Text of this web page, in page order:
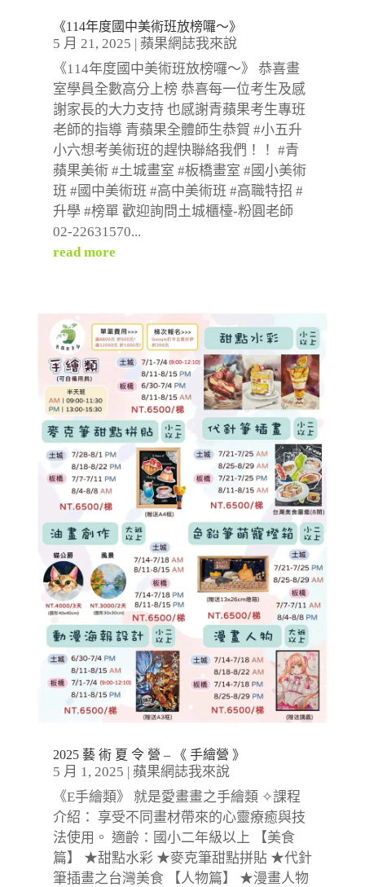
《114年度國中美術班放榜囉～》
5 月 21, 2025 | 蘋果網誌我來說
《114年度國中美術班放榜囉～》 恭喜畫
室學員全數高分上榜 恭喜每一位考生及感
謝家長的大力支持 也感謝青蘋果考生專班
老師的指導 青蘋果全體師生恭賀 #小五升
小六想考美術班的趕快聯絡我們！！ #青
蘋果美術 #土城畫室 #板橋畫室 #國小美術
班 #國中美術班 #高中美術班 #高職特招 #
升學 #榜單 歡迎詢問土城櫃檯-粉圓老師
02-22631570...
read more
2025 藝 術 夏 令 營 – 《 手繪營 》
5 月 1, 2025 | 蘋果網誌我來說
《E手繪類》 就是愛畫畫之手繪類 ✧課程
介紹： 享受不同畫材帶來的心靈療癒與技
法使用。 適齡：國小二年級以上 【美食
篇】 ★甜點水彩 ★麥克筆甜點拼貼 ★代針
筆插畫之台灣美食 【人物篇】 ★漫畫人物